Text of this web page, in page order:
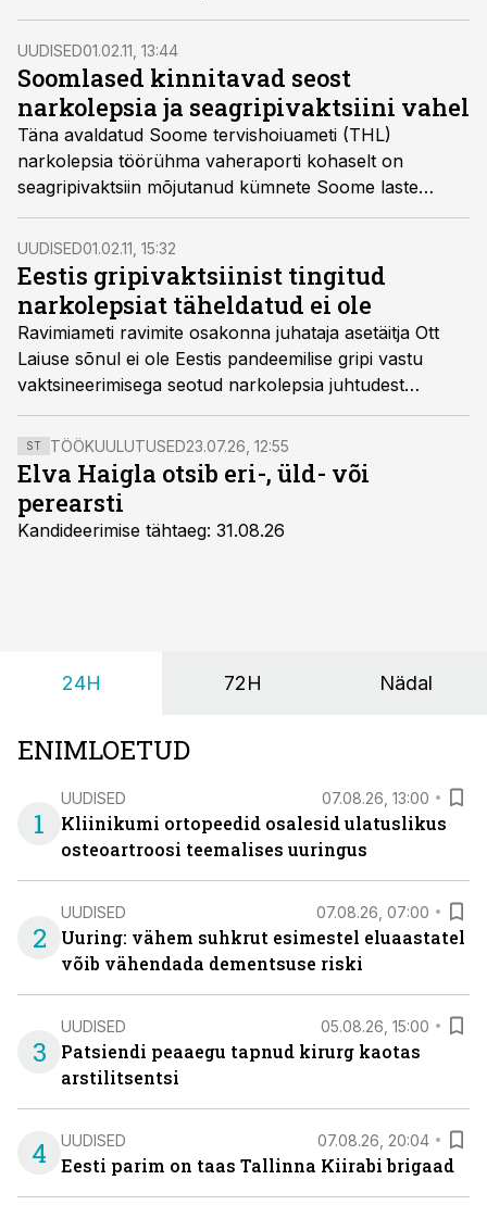
ei tehtaks hooaja gripivaktsiini Fluarixiga, kirjutab
Mediuutiset.
UUDISED01.02.11, 13:44
Soomlased kinnitavad seost
narkolepsia ja seagripivaktsiini vahel
Täna avaldatud Soome tervishoiuameti (THL)
narkolepsia töörühma vaheraporti kohaselt on
seagripivaktsiin mõjutanud kümnete Soome laste
haigestumist narkolepsiasse.
UUDISED01.02.11, 15:32
Eestis gripivaktsiinist tingitud
narkolepsiat täheldatud ei ole
Ravimiameti ravimite osakonna juhataja asetäitja Ott
Laiuse sõnul ei ole Eestis pandeemilise gripi vastu
vaktsineerimisega seotud narkolepsia juhtudest
Ravimiametile seni teada antud.
ST TÖÖKUULUTUSED23.07.26, 12:55
Elva Haigla otsib eri-, üld- või
perearsti
Kandideerimise tähtaeg: 31.08.26
24H 72H Nädal
ENIMLOETUD
1
UUDISED 07.08.26, 13:00
Kliinikumi ortopeedid osalesid ulatuslikus
osteoartroosi teemalises uuringus
2
UUDISED 07.08.26, 07:00
Uuring: vähem suhkrut esimestel eluaastatel
võib vähendada dementsuse riski
3
UUDISED 05.08.26, 15:00
Patsiendi peaaegu tapnud kirurg kaotas
arstilitsentsi
4 UUDISED 07.08.26, 20:04
Eesti parim on taas Tallinna Kiirabi brigaad